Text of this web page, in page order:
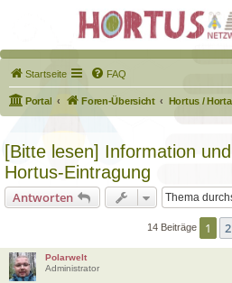
Startseite FAQ
Portal Foren-Übersicht
[Bitte lesen] Information
Hortus-Eintragung
Antworten
14 Beiträge 1 2
Polarwelt
Administrator